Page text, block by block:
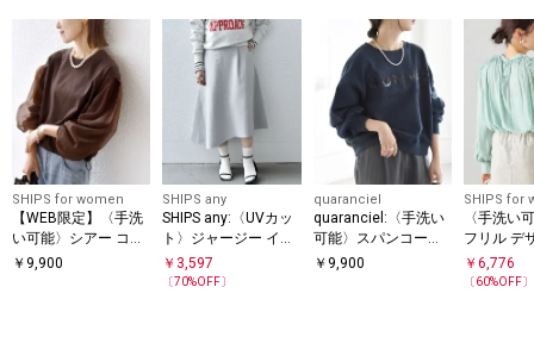
SHIPS for women
【WEB限定】〈手洗
い可能〉シアー コン
ビ 裾 ドロスト プル
￥ 9,900
SHIPS any
SHIPS any:〈UVカッ
ト〉ジャージー イレ
ヘム スカート
￥ 3,597
〔 70%OFF〕
quaranciel
quaranciel:〈手洗い
可能〉スパンコール
刺繍 ロゴ スウェット
￥ 9,900
SHIPS for
〈手洗い
フリル デ
ウス
￥6,776
〔 60%OFF〕